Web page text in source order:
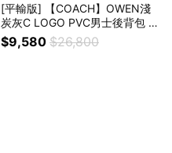
[平輸版] 【COACH】OWEN淺
炭灰C LOGO PVC男士後背包 真
品平輸
$9,580 $26,800